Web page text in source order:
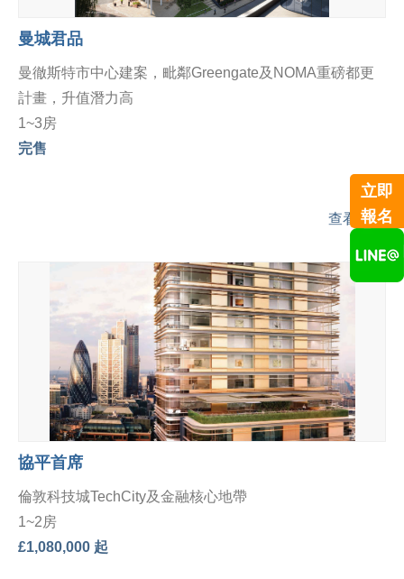
曼城君品
曼徹斯特市中心建案，毗鄰Greengate及NOMA重磅都更
計畫，升值潛力高
1~3房
完售
查看詳情
協平首席
倫敦科技城TechCity及金融核心地帶
1~2房
£1,080,000 起
立即
報名